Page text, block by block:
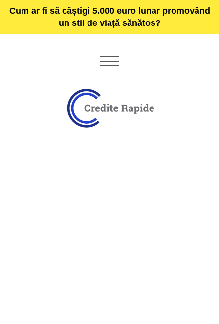
Cum ar fi să câștigi 5.000 euro lunar promovând
un stil de viață sănătos?